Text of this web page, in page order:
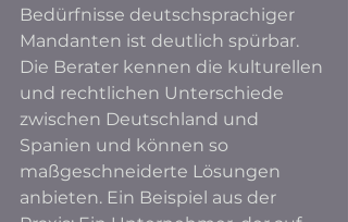
Bedürfnisse deutschsprachiger
Mandanten ist deutlich spürbar.
Die Berater kennen die kulturellen
und rechtlichen Unterschiede
zwischen Deutschland und
Spanien und können so
maßgeschneiderte Lösungen
anbieten. Ein Beispiel aus der